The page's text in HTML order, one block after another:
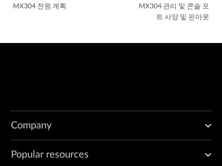
MX304 전원 계획
MX304 관리 및 콘솔 포
트 사양 및 핀아웃
Company
Popular resources